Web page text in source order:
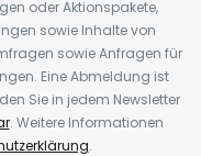
oder Aktionspakete,
sowie Inhalte von
sowie Anfragen für
Eine Abmeldung ist
Sie in jedem Newsletter
. Weitere Informationen
.